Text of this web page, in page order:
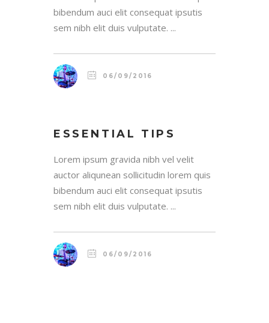
bibendum auci elit consequat ipsutis
sem nibh elit duis vulputate. ...
06/09/2016
ESSENTIAL TIPS
Lorem ipsum gravida nibh vel velit
auctor aliqunean sollicitudin lorem quis
bibendum auci elit consequat ipsutis
sem nibh elit duis vulputate. ...
06/09/2016